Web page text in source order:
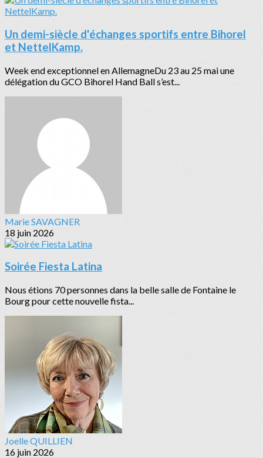
Un demi-siècle d'échanges sportifs entre Bihorel
et NettelKamp.
Week end exceptionnel en AllemagneDu 23 au 25 mai une
délégation du GCO Bihorel Hand Ball s’est...
Marie SAVAGNER
18 juin 2026
Soirée Fiesta Latina
Nous étions 70 personnes dans la belle salle de Fontaine le
Bourg pour cette nouvelle fista...
Joelle QUILLIEN
16 juin 2026